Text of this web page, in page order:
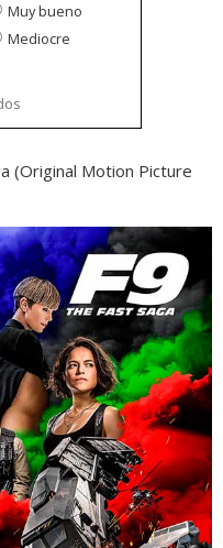
Muy bueno
Mediocre
(Original Motion Picture